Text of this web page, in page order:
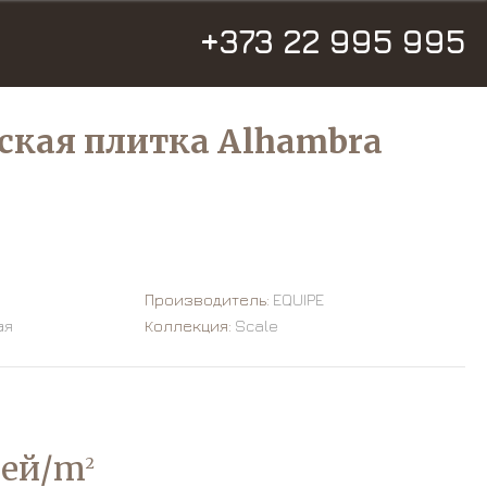
+373 22 995 995
плитка Alhambra
m2
Производитель: EQUIPE
Коллекция: Scale